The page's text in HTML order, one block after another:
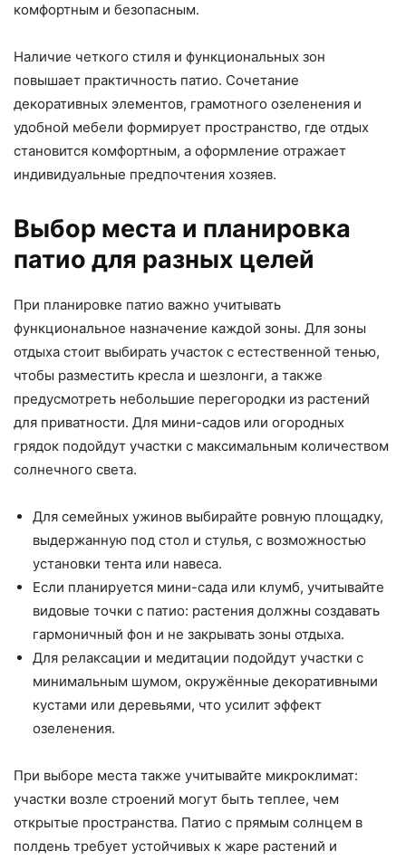
комфортным и безопасным.
Наличие четкого стиля и функциональных зон
повышает практичность патио. Сочетание
декоративных элементов, грамотного озеленения и
удобной мебели формирует пространство, где отдых
становится комфортным, а оформление отражает
индивидуальные предпочтения хозяев.
Выбор места и планировка
патио для разных целей
При планировке патио важно учитывать
функциональное назначение каждой зоны. Для зоны
отдыха стоит выбирать участок с естественной тенью,
чтобы разместить кресла и шезлонги, а также
предусмотреть небольшие перегородки из растений
для приватности. Для мини-садов или огородных
грядок подойдут участки с максимальным количеством
солнечного света.
Для семейных ужинов выбирайте ровную площадку,
выдержанную под стол и стулья, с возможностью
установки тента или навеса.
Если планируется мини-сада или клумб, учитывайте
видовые точки с патио: растения должны создавать
гармоничный фон и не закрывать зоны отдыха.
Для релаксации и медитации подойдут участки с
минимальным шумом, окружённые декоративными
кустами или деревьями, что усилит эффект
озеленения.
При выборе места также учитывайте микроклимат:
участки возле строений могут быть теплее, чем
открытые пространства. Патио с прямым солнцем в
полдень требует устойчивых к жаре растений и